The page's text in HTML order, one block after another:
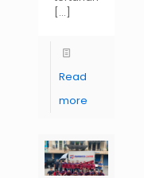
[…]
Read
more